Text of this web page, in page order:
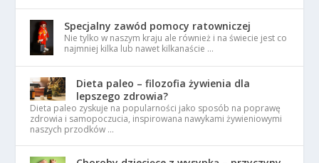
Specjalny zawód pomocy ratowniczej
Nie tylko w naszym kraju ale również i na świecie jest co
najmniej kilka lub nawet kilkanaście …
Dieta paleo – filozofia żywienia dla
lepszego zdrowia?
Dieta paleo zyskuje na popularności jako sposób na poprawę
zdrowia i samopoczucia, inspirowana nawykami żywieniowymi
naszych przodków …